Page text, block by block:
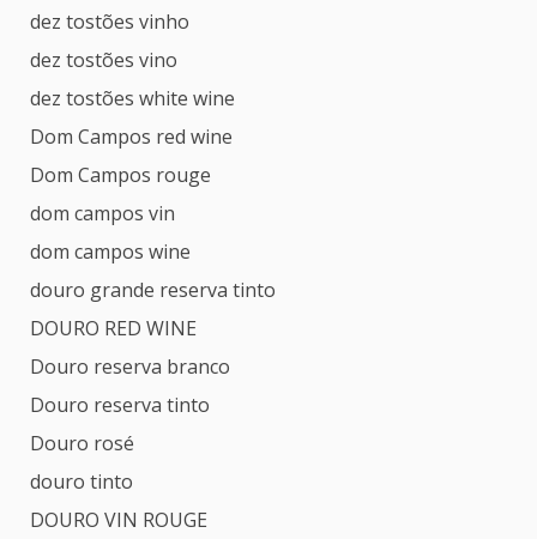
dez tostões vinho
dez tostões vino
dez tostões white wine
Dom Campos red wine
Dom Campos rouge
dom campos vin
dom campos wine
douro grande reserva tinto
DOURO RED WINE
Douro reserva branco
Douro reserva tinto
Douro rosé
douro tinto
DOURO VIN ROUGE